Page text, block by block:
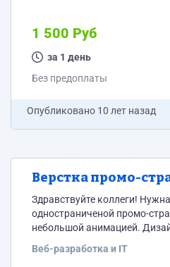
1 500 Руб
за 1 день
Без предоплаты
Опубликовано 10 лет назад
Верстка промо-
Здравствуйте коллеги!
одностраниченой промо-
небольшой анимацией.
представлены верстальщику. Работа БЕЗ
Веб-разработка и IT